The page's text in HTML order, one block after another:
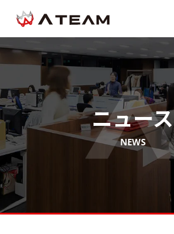
ニュース
NEWS